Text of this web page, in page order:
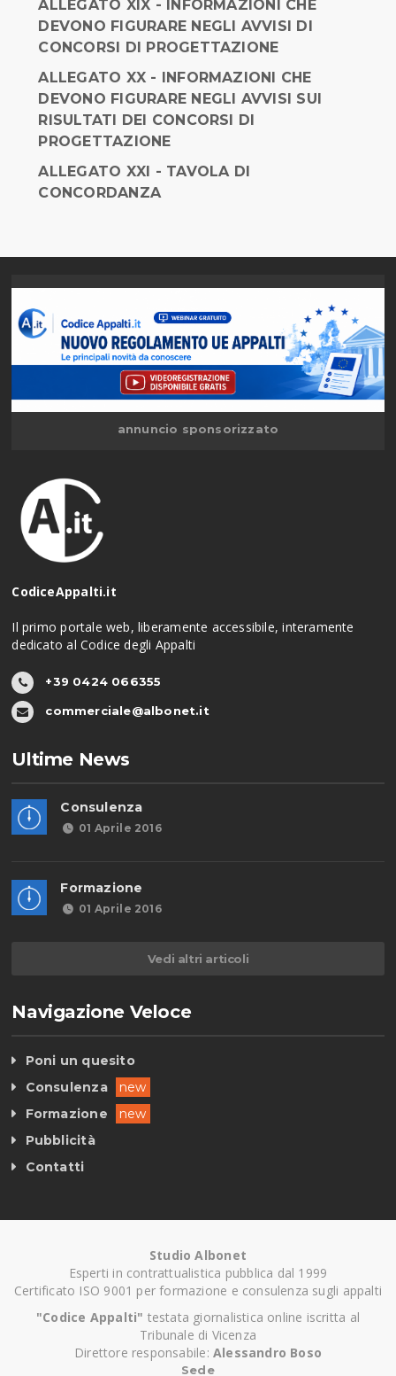
ALLEGATO XIX - INFORMAZIONI CHE
DEVONO FIGURARE NEGLI AVVISI DI
CONCORSI DI PROGETTAZIONE
ALLEGATO XX - INFORMAZIONI CHE
DEVONO FIGURARE NEGLI AVVISI SUI
RISULTATI DEI CONCORSI DI
PROGETTAZIONE
ALLEGATO XXI - TAVOLA DI
CONCORDANZA
annuncio sponsorizzato
CodiceAppalti.it
Il primo portale web, liberamente accessibile, interamente
dedicato al Codice degli Appalti
+39 0424 066355
commerciale@albonet.it
Ultime News
Consulenza
01 Aprile 2016
Formazione
01 Aprile 2016
Vedi altri articoli
Navigazione Veloce
Poni un quesito
Consulenza
new
Formazione
new
Pubblicità
Contatti
Studio Albonet
Esperti in contrattualistica pubblica dal 1999
Certificato ISO 9001 per formazione e consulenza sugli appalti
"Codice Appalti" testata giornalistica online iscritta al
Tribunale di Vicenza
Direttore responsabile: Alessandro Boso
Sede